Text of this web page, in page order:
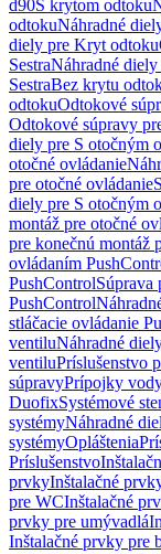
d90S krytom odtoku
odtokuNáhradné
diely pre Kryt odtoku
SestraNáhradné
SestraBez krytu
odtokuOdtokové
Odtokové súpravy
diely pre S otočným
otočné ovládanie
pre otočné ovládanie
diely pre S otočným
montáž pre otočné
pre konečnú montáž
ovládaním
PushControlSúprava
PushControl
stláčacie ovládanie
ventiluNáhradné
ventiluPríslušenstvo
súpravyPrípojky
DuofixSystémové
systémyNáhradné
systémyOpláštenia
Príslušenstvo
prvkyInštalačné
pre WCInštalačné
prvky pre umývadlá
Inštalačné prvky pre